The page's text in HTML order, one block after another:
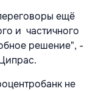
ещё
и частичного
решение", -
не